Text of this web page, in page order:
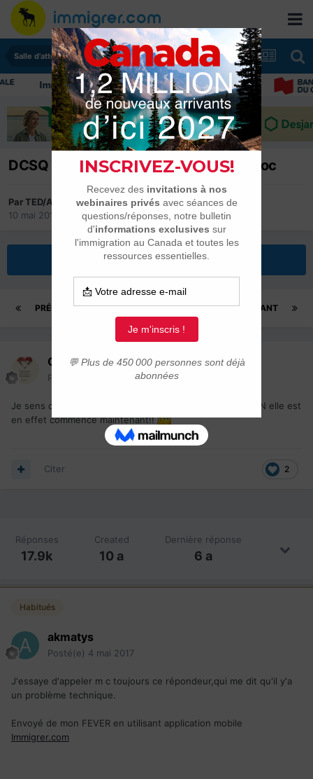
Salle d'attente - échanges de dates
au Canada: ressources et conseils
DCSQ 2013-2014 Algérie, Tunisie, Maroc
ParTED/A
10 mai 2016
dansSalle d'attente - échanges de dates
Répondre à ce sujet
PRÉCÉDENT SUIVANT
Page 371 sur 896
Gad-777
Posté(e)
Je sens que la vague de CSQ sera venir bientôt mais NON elle est
en effet commence maintenant!!
2
Citer
Réponses
17.9k
Created
10 a
Dernière réponse
6 a
Habitués
akmatys
Posté(e) 4 mai 2017
J'essaye d'appeler m c toujours ce répondeur,qui me dit qu'il y'a
un problème technique.
Envoyé de mon FEVER en utilisant application mobile
Immigrer.com